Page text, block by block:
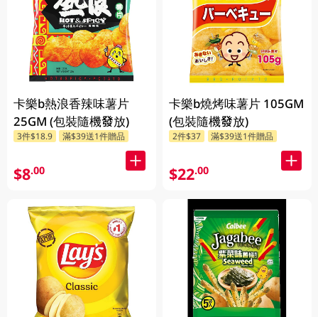
卡樂b熱浪香辣味薯片
25GM (包裝隨機發放)
3件$18.9 滿$39送1件贈品
$8.00
卡樂b燒烤味薯片 105GM
(包裝隨機發放)
2件$37 滿$39送1件贈品
$22.00